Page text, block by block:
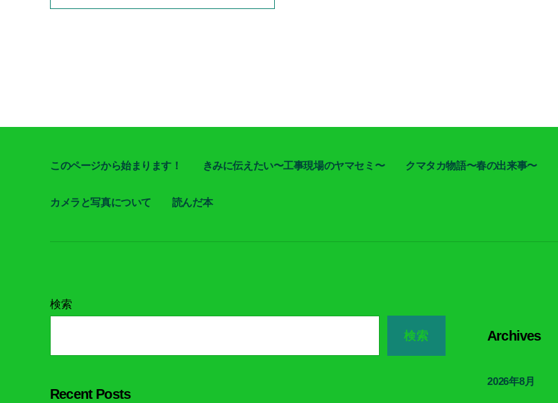
このページから始まります！ きみに伝えたい〜工事現場のヤマセミ〜 クマタカ物語〜春の出来事〜
カメラと写真について 読んだ本
検索
検索
Recent Posts
Archives
2026年8月